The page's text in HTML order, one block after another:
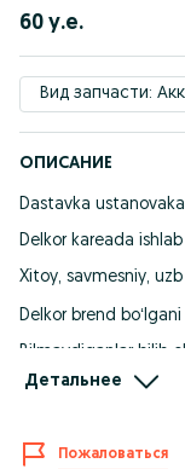
60 у.е.
Вид запчасти:
ОПИСАНИЕ
Dastavka
Delkor kareada
Xitoy, savmesniy,
Delkor brend
Bilmaydiganlar bilib
Ariginalida korpusini
Va oqi qorasidan
Детальнее
Пожаловаться